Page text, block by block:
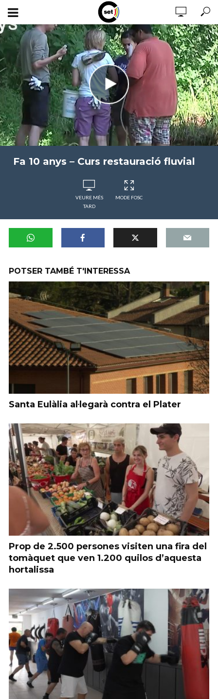
Fa 10 anys – Curs restauració fluvial
VEURE MÉS
TARD
MODE FOSC
POTSER TAMBÉ T'INTERESSA
Santa Eulàlia al·legarà contra el Plater
Prop de 2.500 persones visiten una fira del
tomàquet que ven 1.200 quilos d’aquesta
hortalissa